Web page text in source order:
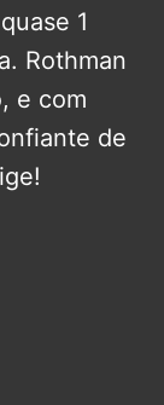
1
Rothman
e com
de